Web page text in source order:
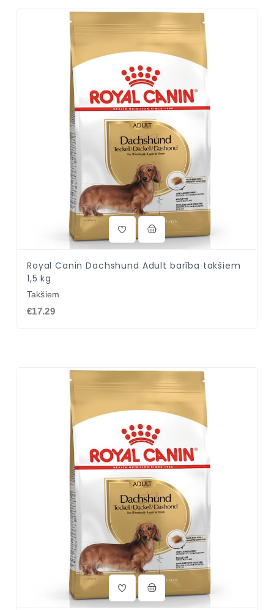
Royal Canin Dachshund Adult barība takšiem
1,5 kg
Takšiem
€17.29